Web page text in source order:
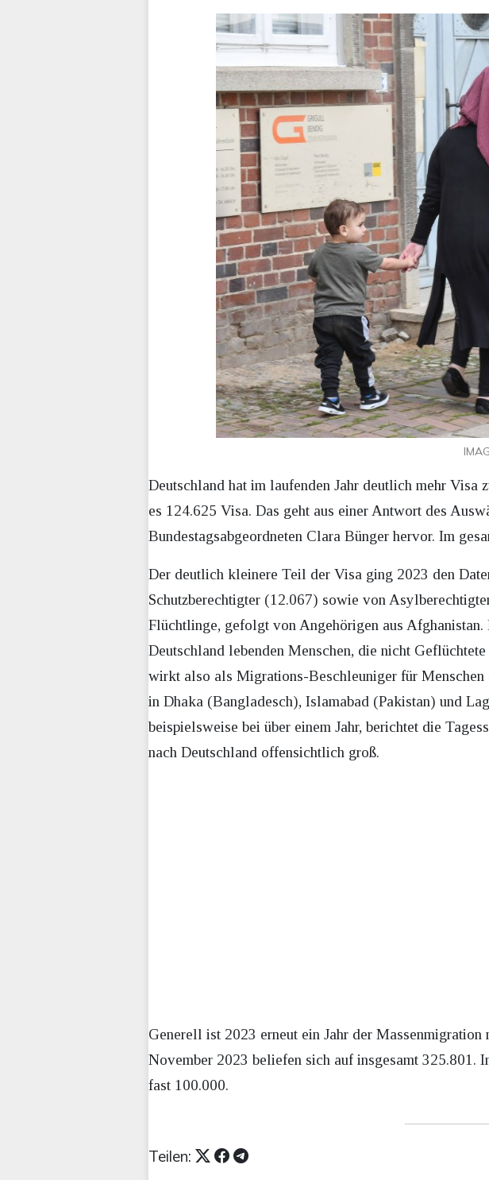
Deutschland hat im laufenden Jahr deutlich mehr Visa
es 124.625 Visa. Das geht aus einer Antwort des
Bundestagsabgeordneten Clara Bünger hervor. Im
Der deutlich kleinere Teil der Visa ging 2023 den
Schutzberechtigter (12.067) sowie von
Flüchtlinge, gefolgt von Angehörigen aus
Deutschland lebenden Menschen, die nicht
wirkt also als Migrations-Beschleuniger für Menschen
in Dhaka (Bangladesch), Islamabad (Pakistan) und
beispielsweise bei über einem Jahr, berichtet die
nach Deutschland offensichtlich groß.
Generell ist 2023 erneut ein Jahr der
November 2023 beliefen sich auf insgesamt 325.801.
fast 100.000.
Teilen: